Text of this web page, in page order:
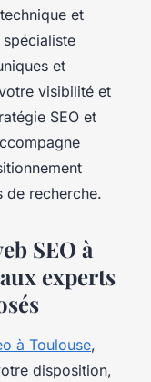
et
et
visibilité et
SEO et
de recherche.
SEO à
experts
à Toulouse,
disposition,